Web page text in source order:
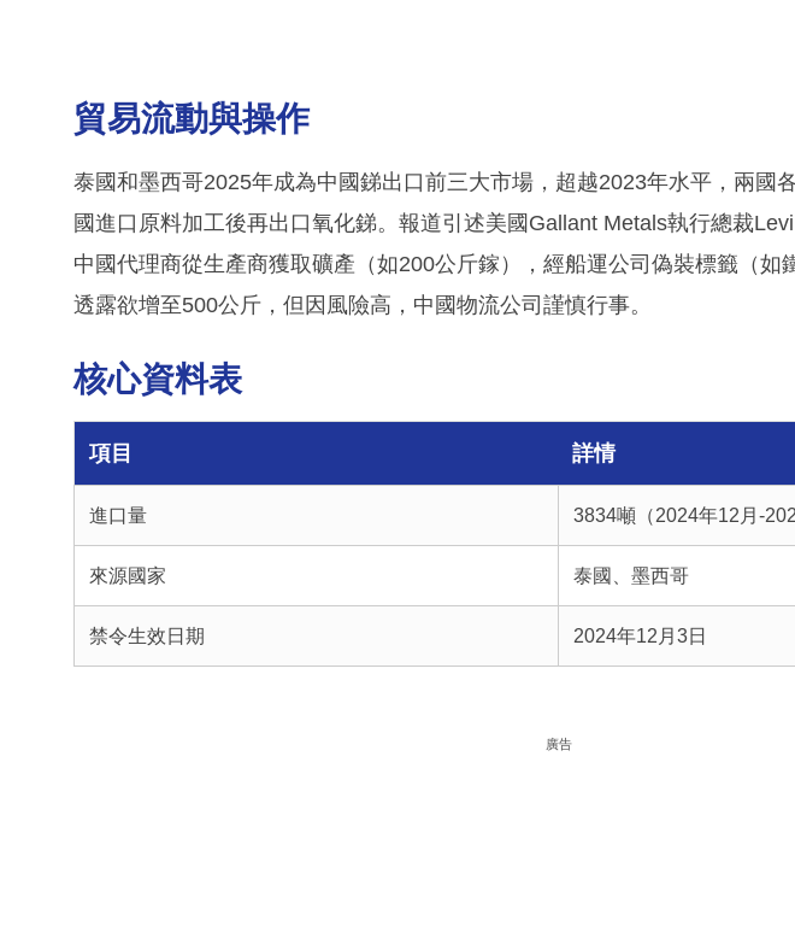
貿易流動與操作
泰國和墨西哥2025年成為中國銻出口前三大市場，超越2023年水平，兩國
國進口原料加工後再出口氧化銻。報道引述美國Gallant Metals執行總裁
中國代理商從生產商獲取礦產（如200公斤鎵），經船運公司偽裝標籤（如
透露欲增至500公斤，但因風險高，中國物流公司謹慎行事。
核心資料表
項目 詳情
進口量 3834噸（2024年12月-
來源國家 泰國、墨西哥
禁令生效日期 2024年12月3日
廣告